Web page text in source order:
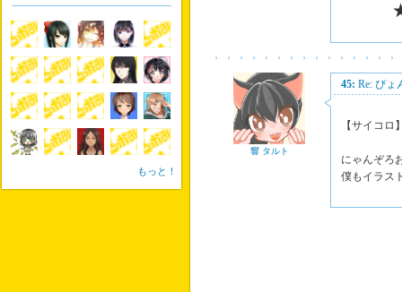
★に
響 タルト
45: Re: ぴ
【サイコロ
にゃんぞろ
僕もイラス
もっと！